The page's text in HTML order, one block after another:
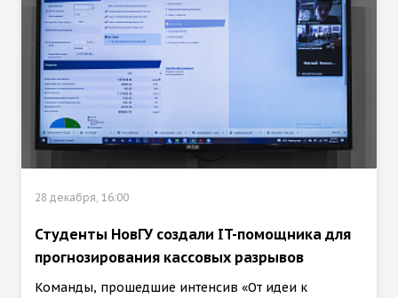
28 декабря, 16:00
Студенты НовГУ создали IT-помощника для
прогнозирования кассовых разрывов
Команды, прошедшие интенсив «От идеи к